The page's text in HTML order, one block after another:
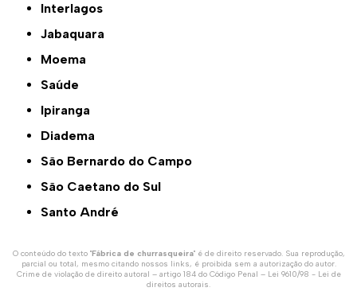
Interlagos
Jabaquara
Moema
Saúde
Ipiranga
Diadema
São Bernardo do Campo
São Caetano do Sul
Santo André
O conteúdo do texto "Fábrica de churrasqueira" é de direito reservado. Sua reprodução,
parcial ou total, mesmo citando nossos links, é proibida sem a autorização do autor.
Crime de violação de direito autoral – artigo 184 do Código Penal – Lei 9610/98 - Lei de
direitos autorais.